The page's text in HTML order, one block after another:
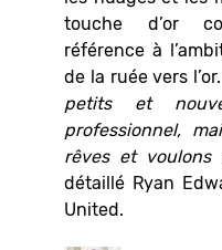
touche d’or
référence à
de la ruée vers
petits et
professionnel,
rêves et voulons
détaillé Ryan
United.